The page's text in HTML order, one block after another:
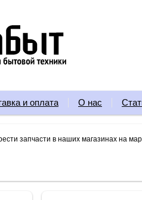
и оплата О нас
запчасти в наших магазинах на